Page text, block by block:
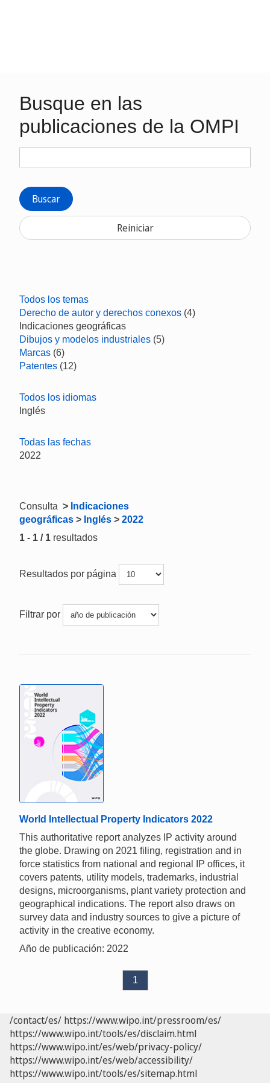
Busque en las
publicaciones de la OMPI
Buscar
Reiniciar
Todos los temas
Derecho de autor y derechos conexos (4)
Indicaciones geográficas
Dibujos y modelos industriales (5)
Marcas (6)
Patentes (12)
Todos los idiomas
Inglés
Todas las fechas
2022
Consulta > Indicaciones
geográficas > Inglés > 2022
1 - 1 / 1 resultados
Resultados por página
Filtrar por
World Intellectual Property Indicators 2022
This authoritative report analyzes IP activity around
the globe. Drawing on 2021 filing, registration and in
force statistics from national and regional IP offices, it
covers patents, utility models, trademarks, industrial
designs, microorganisms, plant variety protection and
geographical indications. The report also draws on
survey data and industry sources to give a picture of
activity in the creative economy.
Año de publicación: 2022
1
/contact/es/ https://www.wipo.int/pressroom/es/
https://www.wipo.int/tools/es/disclaim.html
https://www.wipo.int/es/web/privacy-policy/
https://www.wipo.int/es/web/accessibility/
https://www.wipo.int/tools/es/sitemap.html